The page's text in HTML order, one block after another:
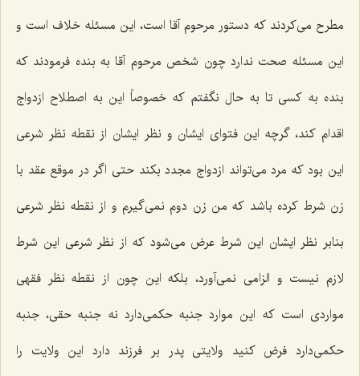
مطرح می‌کردند که دستور مرحوم آقا است، این مسئله خلاف است و
این مسئله صحت ندارد چون شخص مرحوم آقا به بنده فرمودند که
بنده به کسی تا به حال نگفتم که خصوصاً این به اصطلاح ازدواج
اقدام کند، گرچه این فتوای ایشان و نظر ایشان از نقطه نظر شرعی
این بود که مرد می‌تواند ازدواج مجدد بکند حتی اگر در موقع عقد با
زن شرط کرده باشد که من زن دوم نمی‌گیرم و از نقطه نظر شرعی
بنابر نظر ایشان این شرط عرض می‌شود که از نظر شرعی این شرط
لازم نیست و الزامی نمی‌آورد، بلکه این چون از نقطه نظر فقهی
مواردی است که این موارد جنبه حکمی‌دارد نه جنبه حقی، جنبه
حکمی‌دارد فرض کنید ولایتی پدر بر فرزند دارد این ولایت را